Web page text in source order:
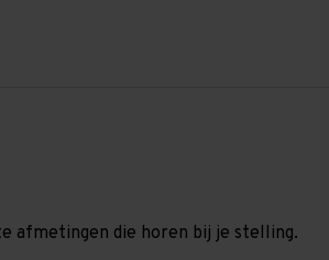
afmetingen die horen bij je stelling.